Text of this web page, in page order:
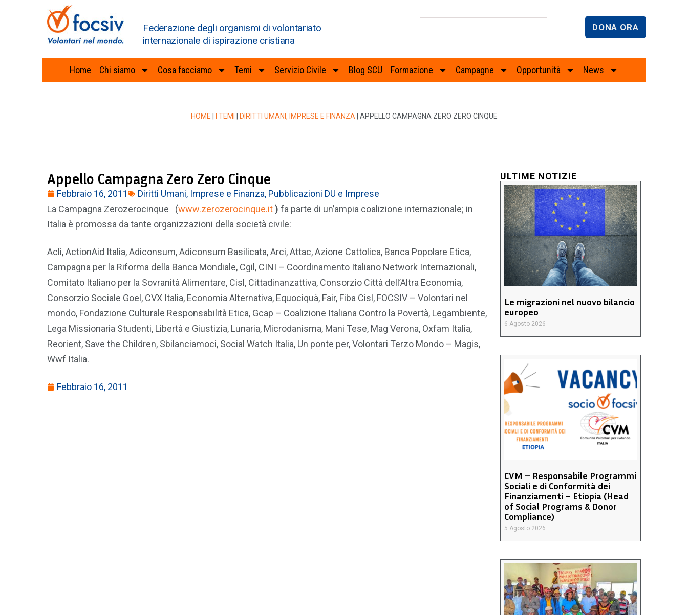
Federazione degli organismi di volontariato
internazionale di ispirazione cristiana
DONA ORA
Home Chi siamo Cosa facciamo Temi Servizio Civile Blog SCU Formazione Campagne Opportunità News
HOME I TEMI DIRITTI UMANI, IMPRESE E FINANZA APPELLO CAMPAGNA ZERO ZERO CINQUE
Appello Campagna Zero Zero Cinque
Febbraio 16, 2011 Diritti Umani, Imprese e Finanza, Pubblicazioni DU e Imprese
La Campagna Zerozerocinque (www.zerozerocinque.it) fa parte di un’ampia coalizione internazionale; in
Italia è promossa da tante organizzazioni della società civile:
Acli, ActionAid Italia, Adiconsum, Adiconsum Basilicata, Arci, Attac, Azione Cattolica, Banca Popolare Etica,
Campagna per la Riforma della Banca Mondiale, Cgil, CINI – Coordinamento Italiano Network Internazionali,
Comitato Italiano per la Sovranità Alimentare, Cisl, Cittadinanzattiva, Consorzio Città dell’Altra Economia,
Consorzio Sociale Goel, CVX Italia, Economia Alternativa, Equociquà, Fair, Fiba Cisl, FOCSIV – Volontari nel
mondo, Fondazione Culturale Responsabilità Etica, Gcap – Coalizione Italiana Contro la Povertà, Legambiente,
Lega Missionaria Studenti, Libertà e Giustizia, Lunaria, Microdanisma, Mani Tese, Mag Verona, Oxfam Italia,
Reorient, Save the Children, Sbilanciamoci, Social Watch Italia, Un ponte per, Volontari Terzo Mondo – Magis,
Wwf Italia.
Febbraio 16, 2011
ULTIME NOTIZIE
Le migrazioni nel nuovo bilancio
europeo
6 Agosto 2026
CVM – Responsabile Programmi
Sociali e di Conformità dei
Finanziamenti – Etiopia (Head
of Social Programs & Donor
Compliance)
5 Agosto 2026